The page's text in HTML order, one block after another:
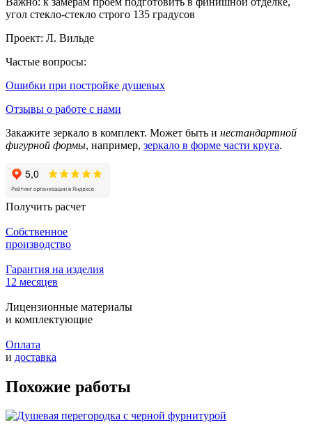
угол стекло-стекло строго 135 градусов
Проект: Л. Вильде
Частые вопросы:
Ошибки при постройке душевых
Отзывы о работе с нами
Закажите зеркало в комплект. Может быть и нестандартной
фигурной формы, например, зеркало в форме части круга.
Получить расчет
Собственное
производство
Гарантия на изделия
12 месяцев
Лицензионные материалы
и комплектующие
Оплата
и доставка
Похожие работы